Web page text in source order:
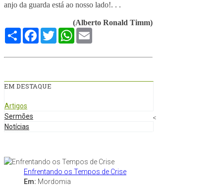
anjo da guarda está ao nosso lado!. . .
(Alberto Ronald Timm)
Compartilhe
Facebook
TwitterWhatsApp
EM DESTAQUE
Artigos
Sermões
Notícias
Enfrentando os Tempos de Crise
Em: Mordomia
<